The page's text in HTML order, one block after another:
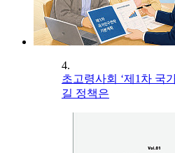
4.
초고령사회 ‘제1차 국
길 정책은